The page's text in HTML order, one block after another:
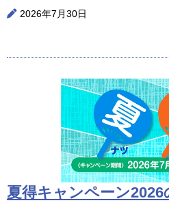
2026年7月30日
夏得キャンペーン2026